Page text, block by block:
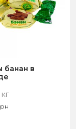
банан в